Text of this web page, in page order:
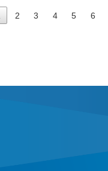
2 3 4 5 6